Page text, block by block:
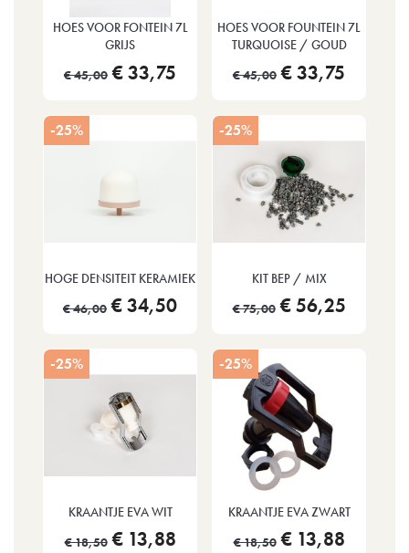
HOES VOOR FONTEIN 7L
GRIJS
€ 45,00 € 33,75
HOES VOOR FOUNTEIN 7L
TURQUOISE / GOUD
€ 45,00 € 33,75
HOGE DENSITEIT KERAMIEK
€ 46,00 € 34,50
-25%
KIT BEP / MIX
€ 75,00 € 56,25
-25%
KRAANTJE EVA WIT
€ 18,50 € 13,88
-25%
KRAANTJE EVA ZWART
€ 18,50 € 13,88
-25%